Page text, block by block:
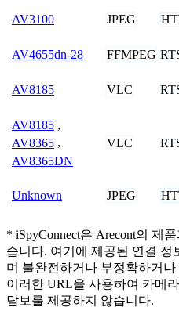
AV3100 JPEG
AV4655dn-28 FFMPEG
AV8185 VLC
AV8185 ,
AV8365 ,
AV8365DN
VLC
Unknown JPEG
* iSpyConnect은 Arecont의 제
습니다. 여기에 제공된 연결 정
며 불완전하거나 부정확하거
이러한 URL을 사용하여 카메
담보를 제공하지 않습니다.